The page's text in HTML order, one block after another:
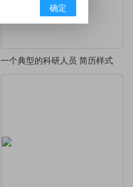
一个典型的科研人员 简历样式
确定